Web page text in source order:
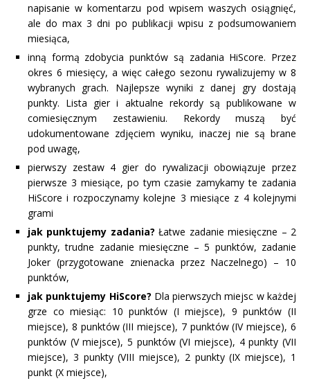
napisanie w komentarzu pod wpisem waszych osiągnięć,
ale do max 3 dni po publikacji wpisu z podsumowaniem
miesiąca,
inną formą zdobycia punktów są zadania HiScore. Przez
okres 6 miesięcy, a więc całego sezonu rywalizujemy w 8
wybranych grach. Najlepsze wyniki z danej gry dostają
punkty. Lista gier i aktualne rekordy są publikowane w
comiesięcznym zestawieniu. Rekordy muszą być
udokumentowane zdjęciem wyniku, inaczej nie są brane
pod uwagę,
pierwszy zestaw 4 gier do rywalizacji obowiązuje przez
pierwsze 3 miesiące, po tym czasie zamykamy te zadania
HiScore i rozpoczynamy kolejne 3 miesiące z 4 kolejnymi
grami
jak punktujemy zadania? Łatwe zadanie miesięczne – 2
punkty, trudne zadanie miesięczne – 5 punktów, zadanie
Joker (przygotowane znienacka przez Naczelnego) – 10
punktów,
jak punktujemy HiScore? Dla pierwszych miejsc w każdej
grze co miesiąc: 10 punktów (I miejsce), 9 punktów (II
miejsce), 8 punktów (III miejsce), 7 punktów (IV miejsce), 6
punktów (V miejsce), 5 punktów (VI miejsce), 4 punkty (VII
miejsce), 3 punkty (VIII miejsce), 2 punkty (IX miejsce), 1
punkt (X miejsce),